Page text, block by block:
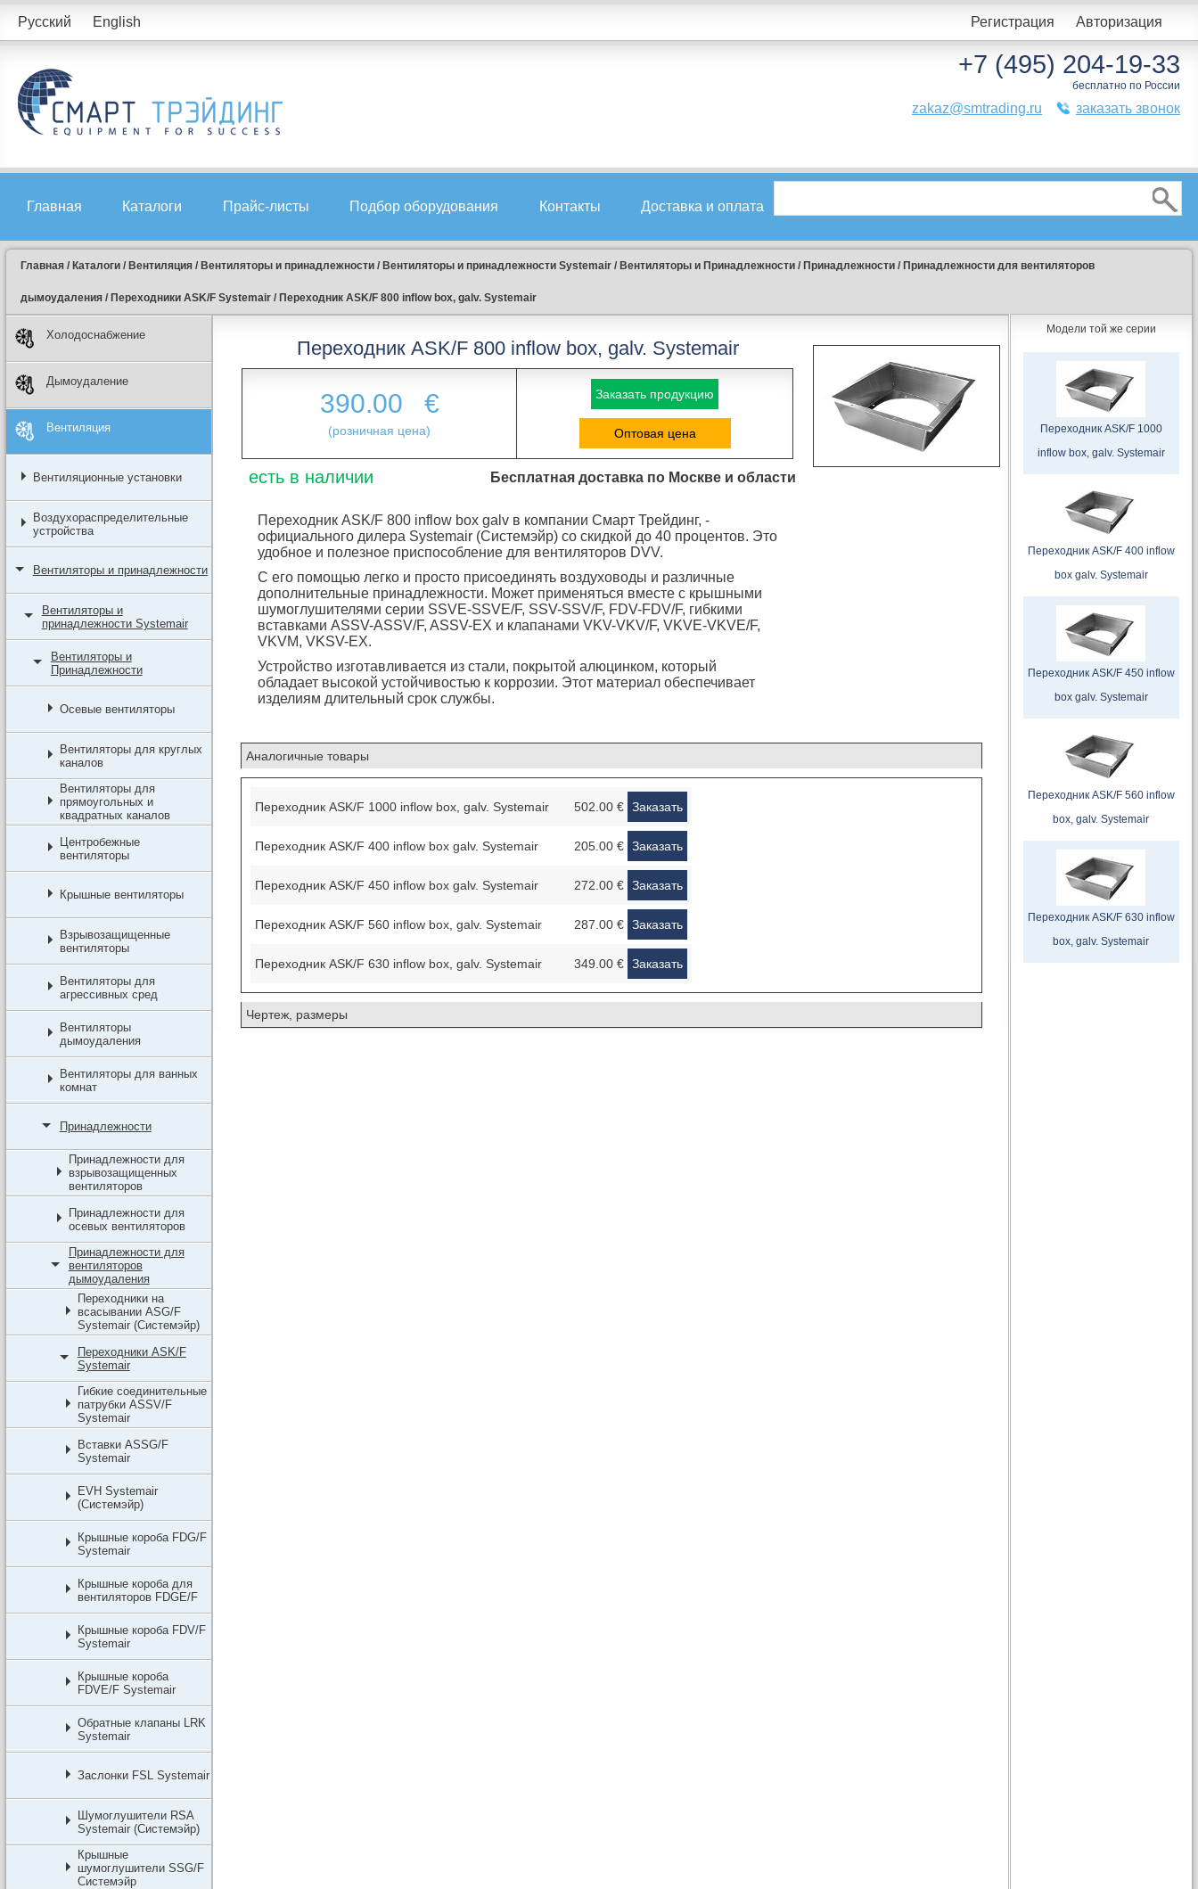
Русский English Регистрация Авторизация
+7 (495) 204-19-33
бесплатно по России
zakaz@smtrading.ru заказать звонок
Главная Каталоги Прайс-листы Подбор оборудования Контакты Доставка и оплата
Главная / Каталоги / Вентиляция / Вентиляторы и принадлежности / Вентиляторы и принадлежности Systemair / Вентиляторы и Принадлежности / Принадлежности / Принадлежности для вентиляторов
дымоудаления / Переходники ASK/F Systemair / Переходник ASK/F 800 inflow box, galv. Systemair
Холодоснабжение
Дымоудаление
Вентиляция
Вентиляционные установки
Воздухораспределительные
устройства
Вентиляторы и принадлежности
Вентиляторы и
принадлежности Systemair
Вентиляторы и
Принадлежности
Осевые вентиляторы
Вентиляторы для круглых
каналов
Вентиляторы для
прямоугольных и
квадратных каналов
Центробежные
вентиляторы
Крышные вентиляторы
Взрывозащищенные
вентиляторы
Вентиляторы для
агрессивных сред
Вентиляторы
дымоудаления
Вентиляторы для ванных
комнат
Принадлежности
Принадлежности для
взрывозащищенных
вентиляторов
Принадлежности для
осевых вентиляторов
Принадлежности для
вентиляторов
дымоудаления
Переходники на
всасывании ASG/F
Systemair (Системэйр)
Переходники ASK/F
Systemair
Гибкие соединительные
патрубки ASSV/F
Systemair
Вставки ASSG/F
Systemair
EVH Systemair
(Системэйр)
Крышные короба FDG/F
Systemair
Крышные короба для
вентиляторов FDGE/F
Крышные короба FDV/F
Systemair
Крышные короба
FDVE/F Systemair
Обратные клапаны LRK
Systemair
Заслонки FSL Systemair
Шумоглушители RSA
Systemair (Системэйр)
Крышные
шумоглушители SSG/F
Системэйр
Переходник ASK/F 800 inflow box, galv. Systemair
390.00 €
(розничная цена)
Заказать продукцию
Оптовая цена
есть в наличии Бесплатная доставка по Москве и области
Переходник ASK/F 800 inflow box galv в компании Смарт Трейдинг, -
официального дилера Systemair (Системэйр) со скидкой до 40 процентов. Это
удобное и полезное приспособление для вентиляторов DVV.
С его помощью легко и просто присоединять воздуховоды и различные
дополнительные принадлежности. Может применяться вместе с крышными
шумоглушителями серии SSVE-SSVE/F, SSV-SSV/F, FDV-FDV/F, гибкими
вставками ASSV-ASSV/F, ASSV-EX и клапанами VKV-VKV/F, VKVE-VKVE/F,
VKVM, VKSV-EX.
Устройство изготавливается из стали, покрытой алюцинком, который
обладает высокой устойчивостью к коррозии. Этот материал обеспечивает
изделиям длительный срок службы.
Аналогичные товары
Переходник ASK/F 1000 inflow box, galv. Systemair 502.00 € Заказать
Переходник ASK/F 400 inflow box galv. Systemair 205.00 € Заказать
Переходник ASK/F 450 inflow box galv. Systemair 272.00 € Заказать
Переходник ASK/F 560 inflow box, galv. Systemair 287.00 € Заказать
Переходник ASK/F 630 inflow box, galv. Systemair 349.00 € Заказать
Чертеж, размеры
Модели той же серии
Переходник ASK/F 1000
inflow box, galv. Systemair
Переходник ASK/F 400 inflow
box galv. Systemair
Переходник ASK/F 450 inflow
box galv. Systemair
Переходник ASK/F 560 inflow
box, galv. Systemair
Переходник ASK/F 630 inflow
box, galv. Systemair